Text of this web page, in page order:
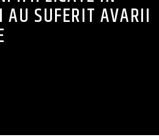
AU SUFERIT AVARII